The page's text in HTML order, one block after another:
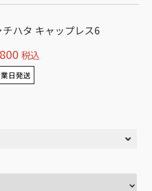
チハタ キャップレス6
税込
日発送